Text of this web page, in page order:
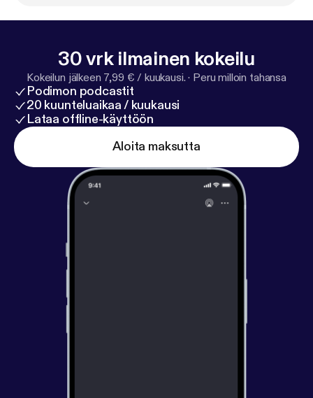
30 vrk ilmainen kokeilu
Kokeilun jälkeen 7,99 € / kuukausi. · Peru milloin tahansa
Podimon podcastit
20 kuunteluaikaa / kuukausi
Lataa offline-käyttöön
Aloita maksutta